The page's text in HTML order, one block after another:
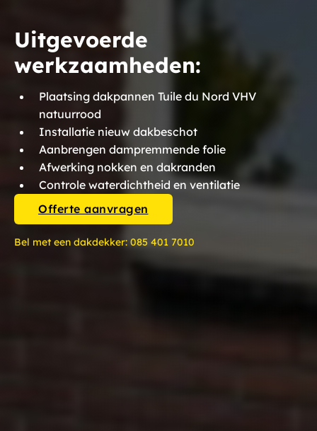
Uitgevoerde
werkzaamheden:
Plaatsing dakpannen Tuile du Nord VHV
natuurrood
Installatie nieuw dakbeschot
Aanbrengen dampremmende folie
Afwerking nokken en dakranden
Controle waterdichtheid en ventilatie
Offerte aanvragen
Bel met een dakdekker: 085 401 7010